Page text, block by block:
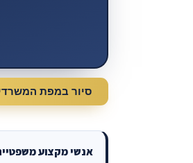
סיור במפת
אנשי מקצוע